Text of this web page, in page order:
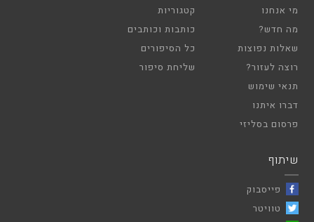
מי אנחנו
מה חדש?
שאלות נפוצות
רוצה לעזור?
תנאי שימוש
דברו איתנו
פרסום בסליזי
קטגוריות
כותבות וכותבים
כל הסיפורים
שליחת סיפור
שיתוף
פייסבוק
טוויטר